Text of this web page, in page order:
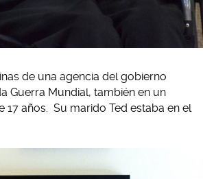
de una agencia del gobierno
Guerra Mundial, también en un
17 años. Su marido Ted estaba en el